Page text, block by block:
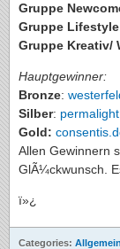
Gruppe
Gruppe Lifestyle
Gruppe Kreativ/
Hauptgewinner:
Bronze:
Silber:
Gold:
Allen Gewinnern
GlÃ¼ckwunsch.
ï»¿
Categories: